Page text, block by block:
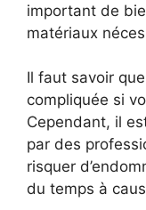
important de
matériaux
Il faut savoir
compliquée si
Cependant, il
par des
risquer
du temps à